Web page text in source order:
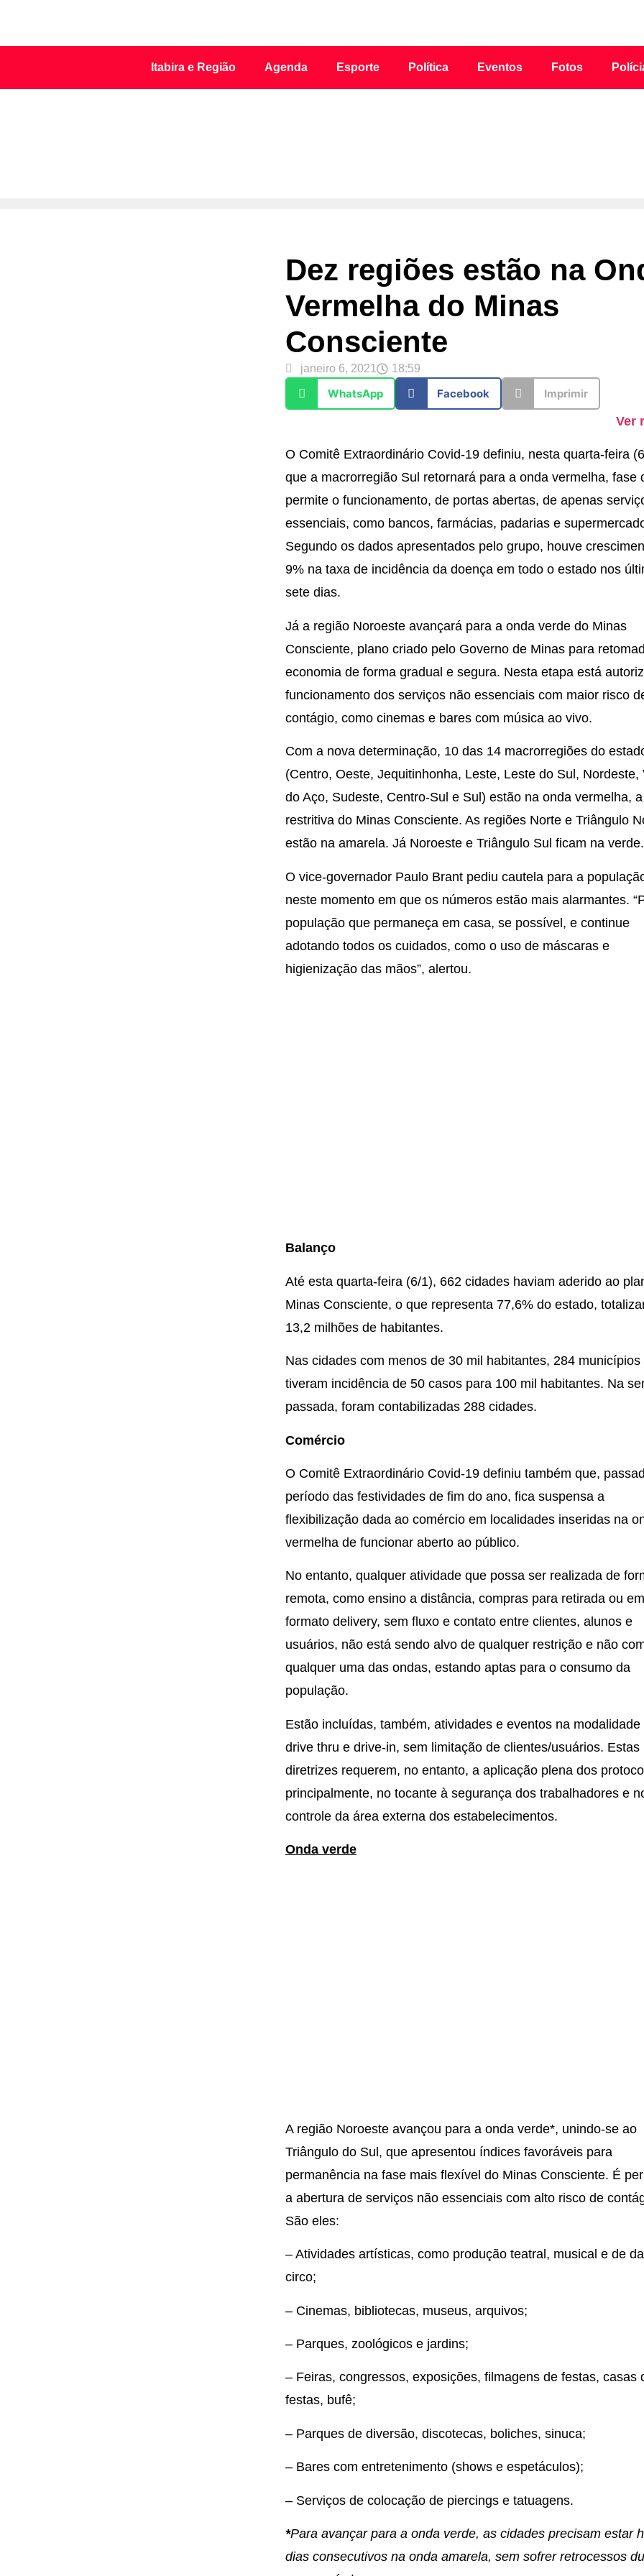
Itabira e Região Agenda Esporte Política Eventos Fotos
Dez regiões estão na
Vermelha do Minas
Consciente
janeiro 6, 2021 18:59
WhatsApp Facebook Imprimir
Ver
O Comitê Extraordinário Covid-19 definiu, nesta quarta-feira
que a macrorregião Sul retornará para a onda vermelha, fase
permite o funcionamento, de portas abertas, de apenas
essenciais, como bancos, farmácias, padarias e
Segundo os dados apresentados pelo grupo, houve
9% na taxa de incidência da doença em todo o estado nos
sete dias.
Já a região Noroeste avançará para a onda verde do Minas
Consciente, plano criado pelo Governo de Minas para
economia de forma gradual e segura. Nesta etapa está
funcionamento dos serviços não essenciais com maior risco
contágio, como cinemas e bares com música ao vivo.
Com a nova determinação, 10 das 14 macrorregiões do
(Centro, Oeste, Jequitinhonha, Leste, Leste do Sul, Nordeste,
do Aço, Sudeste, Centro-Sul e Sul) estão na onda vermelha,
restritiva do Minas Consciente. As regiões Norte e Triângulo
estão na amarela. Já Noroeste e Triângulo Sul ficam na verde.
O vice-governador Paulo Brant pediu cautela para a
neste momento em que os números estão mais alarmantes.
população que permaneça em casa, se possível, e continue
adotando todos os cuidados, como o uso de máscaras e
higienização das mãos”, alertou.
Balanço
Até esta quarta-feira (6/1), 662 cidades haviam aderido ao
Minas Consciente, o que representa 77,6% do estado,
13,2 milhões de habitantes.
Nas cidades com menos de 30 mil habitantes, 284 municípios
tiveram incidência de 50 casos para 100 mil habitantes. Na
passada, foram contabilizadas 288 cidades.
Comércio
O Comitê Extraordinário Covid-19 definiu também que,
período das festividades de fim do ano, fica suspensa a
flexibilização dada ao comércio em localidades inseridas na
vermelha de funcionar aberto ao público.
No entanto, qualquer atividade que possa ser realizada de
remota, como ensino a distância, compras para retirada ou em
formato delivery, sem fluxo e contato entre clientes, alunos e
usuários, não está sendo alvo de qualquer restrição e não
qualquer uma das ondas, estando aptas para o consumo da
população.
Estão incluídas, também, atividades e eventos na modalidade
drive thru e drive-in, sem limitação de clientes/usuários. Estas
diretrizes requerem, no entanto, a aplicação plena dos
principalmente, no tocante à segurança dos trabalhadores e
controle da área externa dos estabelecimentos.
Onda verde
A região Noroeste avançou para a onda verde*, unindo-se ao
Triângulo do Sul, que apresentou índices favoráveis para
permanência na fase mais flexível do Minas Consciente. É
a abertura de serviços não essenciais com alto risco de
São eles:
– Atividades artísticas, como produção teatral, musical e de
circo;
– Cinemas, bibliotecas, museus, arquivos;
– Parques, zoológicos e jardins;
– Feiras, congressos, exposições, filmagens de festas, casas
festas, bufê;
– Parques de diversão, discotecas, boliches, sinuca;
– Bares com entretenimento (shows e espetáculos);
– Serviços de colocação de piercings e tatuagens.
*Para avançar para a onda verde, as cidades precisam estar
dias consecutivos na onda amarela, sem sofrer retrocessos